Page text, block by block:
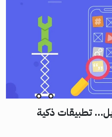
تطبيقات ذكية